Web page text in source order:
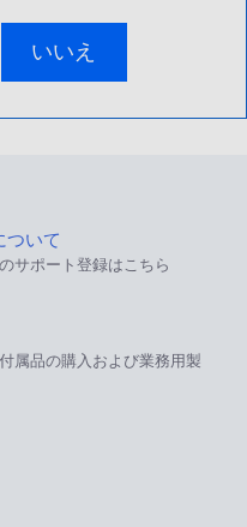
いいえ
ついて
サポート登録はこちら
属品の購入および業務用製